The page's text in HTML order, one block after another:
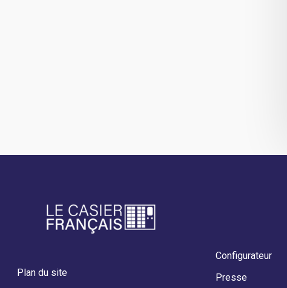
Plan du site
Configurateur
Presse